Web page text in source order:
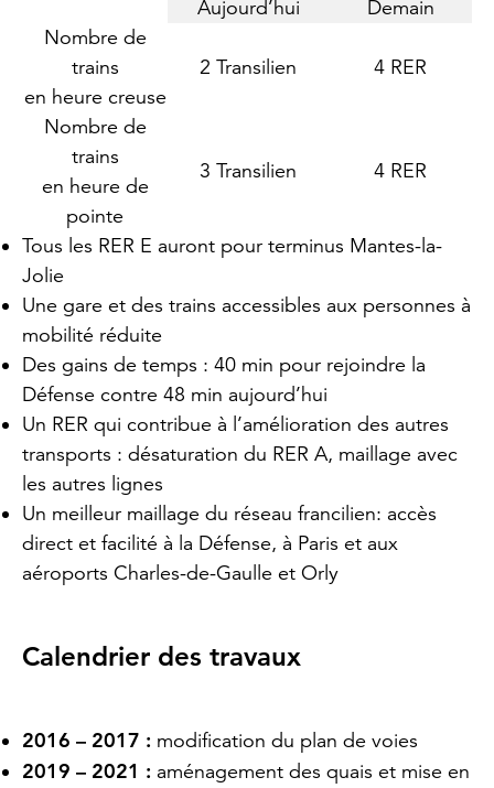
Aujourd’hui
Demain
Nombre de
trains
en heure creuse
2 Transilien 4 RER
Nombre de
trains
en heure de
pointe
3 Transilien 4 RER
Tous les RER E auront pour terminus Mantes-la-
Jolie
Une gare et des trains accessibles aux personnes à
mobilité réduite
Des gains de temps : 40 min pour rejoindre la
Défense contre 48 min aujourd’hui
Un RER qui contribue à l’amélioration des autres
transports : désaturation du RER A, maillage avec
les autres lignes
Un meilleur maillage du réseau francilien: accès
direct et facilité à la Défense, à Paris et aux
aéroports Charles-de-Gaulle et Orly
Calendrier des travaux
2016 – 2017 : modification du plan de voies
2019 – 2021 : aménagement des quais et mise en